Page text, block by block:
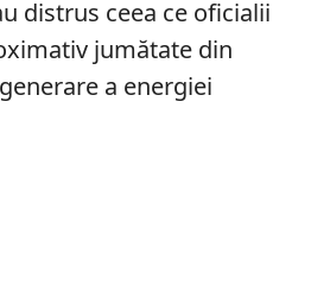
distrus ceea ce oficialii
jumătate din
a energiei